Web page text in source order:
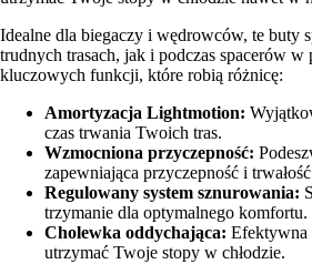
Idealne dla biegaczy i wędrowców, te buty
trudnych trasach, jak i podczas spacerów
kluczowych funkcji, które robią różnicę:
Amortyzacja Lightmotion:
czas trwania Twoich tras.
Wzmocniona przyczepność:
zapewniająca przyczepność i
Regulowany system sznurowania:
trzymanie dla optymalnego komfortu.
Cholewka oddychająca: Efektywna
utrzymać Twoje stopy w chłodzie.